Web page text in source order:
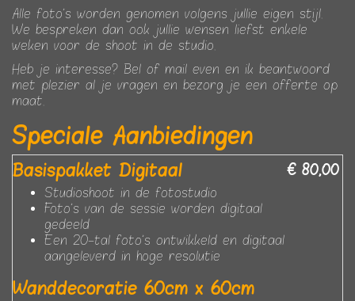
Alle foto's worden genomen volgens jullie eigen stijl.
We bespreken dan ook jullie wensen liefst enkele
weken voor de shoot in de studio.
Heb je interesse? Bel of mail even en ik beantwoord
met plezier al je vragen en bezorg je een offerte op
maat.
Speciale Aanbiedingen
Basispakket Digitaal € 80,00
Studioshoot in de fotostudio
Foto's van de sessie worden digitaal
gedeeld
Een 20-tal foto's ontwikkeld en digitaal
aangeleverd in hoge resolutie
Wanddecoratie 60cm x 60cm